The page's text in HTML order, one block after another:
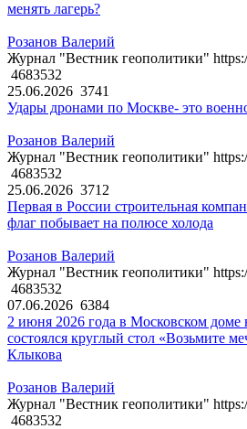
менять лагерь?
Розанов Валерий
Журнал "Вестник геополитики"
4683532
25.06.2026 3741
Удары дронами по Москве- это
Розанов Валерий
Журнал "Вестник геополитики"
4683532
25.06.2026 3712
Первая в России строительная
флаг побывает на полюсе холода
Розанов Валерий
Журнал "Вестник геополитики"
4683532
07.06.2026 6384
2 июня 2026 года в Московском доме
состоялся круглый стол «Возьмите
Клыкова
Розанов Валерий
Журнал "Вестник геополитики"
4683532